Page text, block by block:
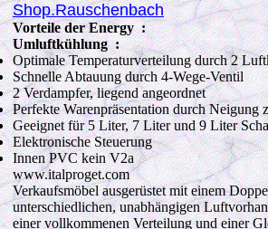
Shop.Rauschenbach
Vorteile der Energy :
Umluftkühlung :
Optimale Temperaturverteilung durch 2
Schnelle Abtauung durch 4-Wege-Ventil
2 Verdampfer, liegend angeordnet
Perfekte Warenpräsentation durch Neigung
Geeignet für 5 Liter, 7 Liter und 9 Liter
Elektronische Steuerung
Innen PVC kein V2a
www.italproget.com
Verkaufsmöbel ausgerüstet mit einem
unterschiedlichen, unabhängigen
einer vollkommenen Verteilung und einer